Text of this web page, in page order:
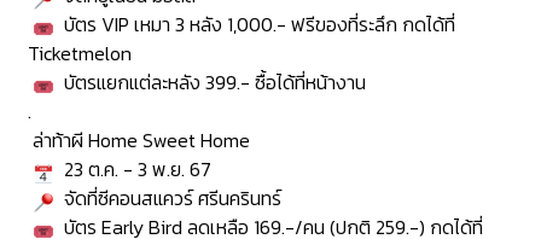
บัตร VIP เหมา 3 หลัง 1,000.- ฟรีของที่ระลึก กดได้ที่
Ticketmelon
บัตรแยกแต่ละหลัง 399.- ซื้อได้ที่หน้างาน
.
ล่าท้าผี Home Sweet Home
23 ต.ค. - 3 พ.ย. 67
จัดที่ซีคอนสแควร์ ศรีนครินทร์
บัตร Early Bird ลดเหลือ 169.-/คน (ปกติ 259.-) กดได้ที่